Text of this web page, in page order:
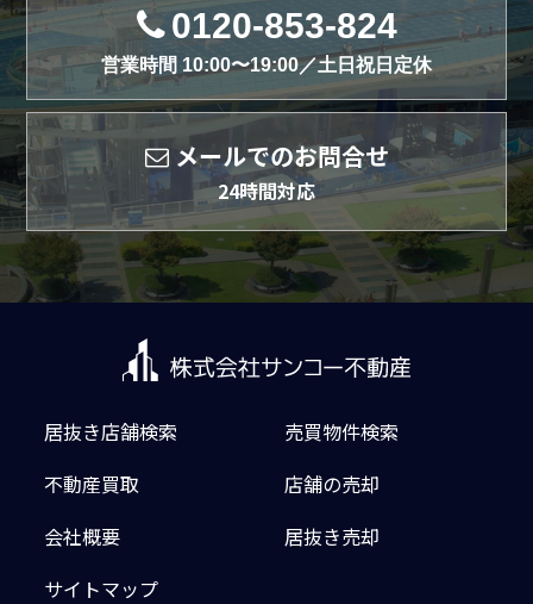
0120-853-824
営業時間 10:00〜19:00／土日祝日定休
メールでのお問合せ
24時間対応
居抜き店舗検索
売買物件検索
不動産買取
店舗の売却
会社概要
居抜き売却
サイトマップ